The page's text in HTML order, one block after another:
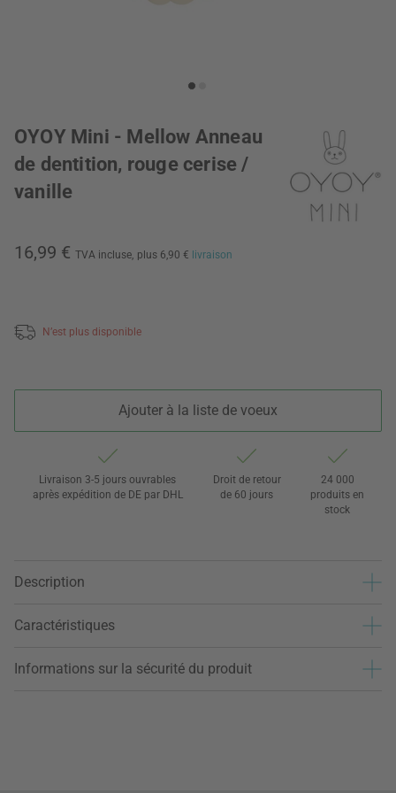
OYOY Mini - Mellow Anneau
de dentition, rouge cerise /
vanille
16,99 € TVA incluse, plus 6,90 € livraison
N’est plus disponible
Ajouter à la liste de voeux
Livraison 3-5 jours ouvrables
après expédition de DE par DHL
Droit de retour
de 60 jours
24 000
produits en
stock
Description
Caractéristiques
Informations sur la sécurité du produit